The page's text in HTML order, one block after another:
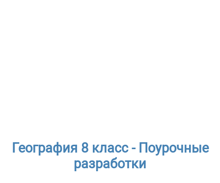
География 8 класс - Поурочные
разработки